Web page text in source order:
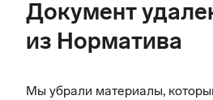
Документ
из Норматива
Мы убрали материалы,